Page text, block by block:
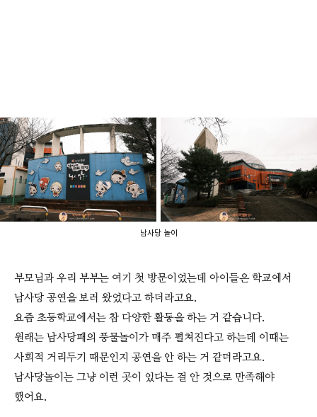
남사당 놀이
부모님과 우리 부부는 여기 첫 방문이었는데 아이들은 학교에서
남사당 공연을 보러 왔었다고 하더라고요.
요즘 초등학교에서는 참 다양한 활동을 하는 거 같습니다.
원래는 남사당패의 풍물놀이가 매주 펼쳐진다고 하는데 이때는
사회적 거리두기 때문인지 공연을 안 하는 거 같더라고요.
남사당놀이는 그냥 이런 곳이 있다는 걸 안 것으로 만족해야
했어요.